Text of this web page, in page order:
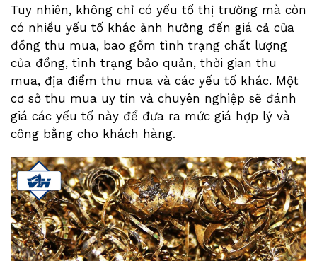
Tuy nhiên, không chỉ có yếu tố thị trường mà còn
có nhiều yếu tố khác ảnh hưởng đến giá cả của
đồng thu mua, bao gồm tình trạng chất lượng
của đồng, tình trạng bảo quản, thời gian thu
mua, địa điểm thu mua và các yếu tố khác. Một
cơ sở thu mua uy tín và chuyên nghiệp sẽ đánh
giá các yếu tố này để đưa ra mức giá hợp lý và
công bằng cho khách hàng.